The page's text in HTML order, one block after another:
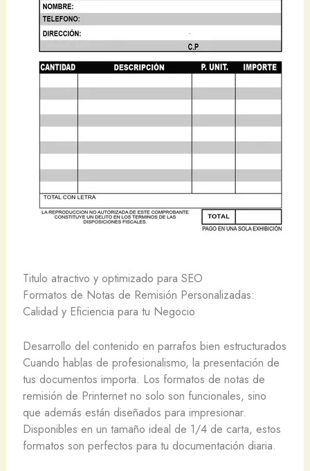
Titulo atractivo y optimizado para SEO
Formatos de Notas de Remisión Personalizadas:
Calidad y Eficiencia para tu Negocio
Desarrollo del contenido en parrafos bien estructurados
Cuando hablas de profesionalismo, la presentación de
tus documentos importa. Los formatos de notas de
remisión de Printernet no solo son funcionales, sino
que además están diseñados para impresionar.
Disponibles en un tamaño ideal de 1/4 de carta, estos
formatos son perfectos para tu documentación diaria.